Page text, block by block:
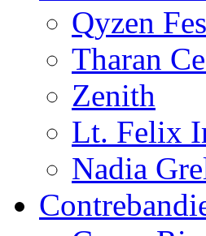
Qyzen
Tharan
Zenith
Lt. Felix
Nadia